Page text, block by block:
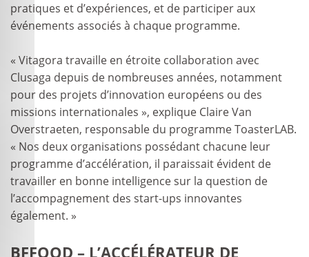
pratiques et d’expériences, et de participer aux
événements associés à chaque programme.
« Vitagora travaille en étroite collaboration avec
Clusaga depuis de nombreuses années, notamment
pour des projets d’innovation européens ou des
missions internationales », explique Claire Van
Overstraeten, responsable du programme ToasterLAB.
« Nos deux organisations possédant chacune leur
programme d’accélération, il paraissait évident de
travailler en bonne intelligence sur la question de
l’accompagnement des start-ups innovantes
également. »
BFFOOD – L’ACCÉLÉRATEUR DE